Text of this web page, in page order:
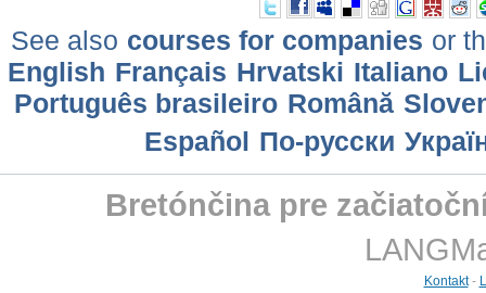
See also courses for companies or
English Français Hrvatski Italiano
Português brasileiro Română
Еspañol По-русски
Bretónčina pre
Kontakt-